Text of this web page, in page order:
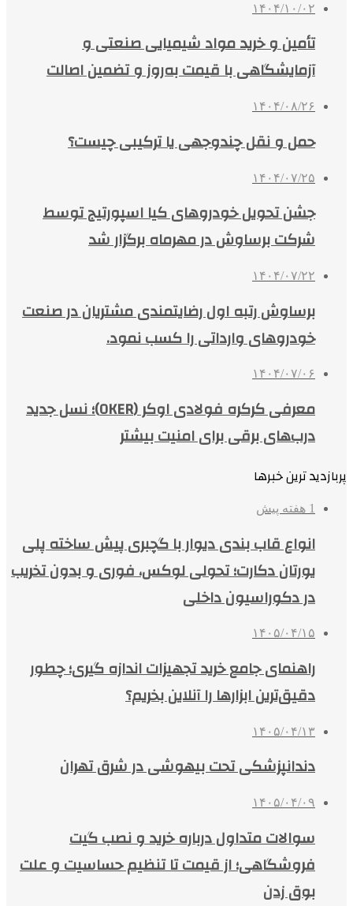
۱۴۰۴/۱۰/۰۲
تأمین و خرید مواد شیمیایی صنعتی و
آزمایشگاهی با قیمت به‌روز و تضمین اصالت
۱۴۰۴/۰۸/۲۶
حمل و نقل چندوجهی یا ترکیبی چیست؟
۱۴۰۴/۰۷/۲۵
جشن تحویل خودروهای کیا اسپورتیج توسط
شرکت برساوش در مهرماه برگزار شد
۱۴۰۴/۰۷/۲۲
برساوش رتبه اول رضایتمندی مشتریان در صنعت
خودروهای وارداتی را کسب نمود.
۱۴۰۴/۰۷/۰۶
معرفی کرکره فولادی اوکر (OKER)؛ نسل جدید
درب‌های برقی برای امنیت بیشتر
پربازدید ترین خبرها
1 هفته پیش
انواع قاب بندی دیوار با گچبری پیش ساخته پلی
یورتان دکارت؛ تحولی لوکس، فوری و بدون تخریب
در دکوراسیون داخلی
۱۴۰۵/۰۴/۱۵
راهنمای جامع خرید تجهیزات اندازه گیری؛ چطور
دقیق‌ترین ابزارها را آنلاین بخریم؟
۱۴۰۵/۰۴/۱۳
دندانپزشکی تحت بیهوشی در شرق تهران
۱۴۰۵/۰۴/۰۹
سوالات متداول درباره خرید و نصب گیت
فروشگاهی؛ از قیمت تا تنظیم حساسیت و علت
بوق زدن